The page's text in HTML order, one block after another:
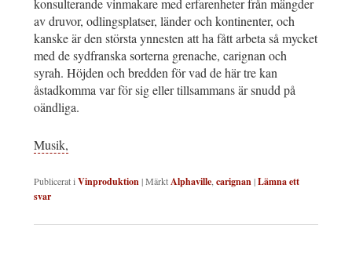
konsulterande vinmakare med erfarenheter från mängder
av druvor, odlingsplatser, länder och kontinenter, och
kanske är den största ynnesten att ha fått arbeta så mycket
med de sydfranska sorterna grenache, carignan och
syrah. Höjden och bredden för vad de här tre kan
åstadkomma var för sig eller tillsammans är snudd på
oändliga.
Musik,
Publicerat iVinproduktion|MärktAlphaville,carignan|Lämna ett
svar